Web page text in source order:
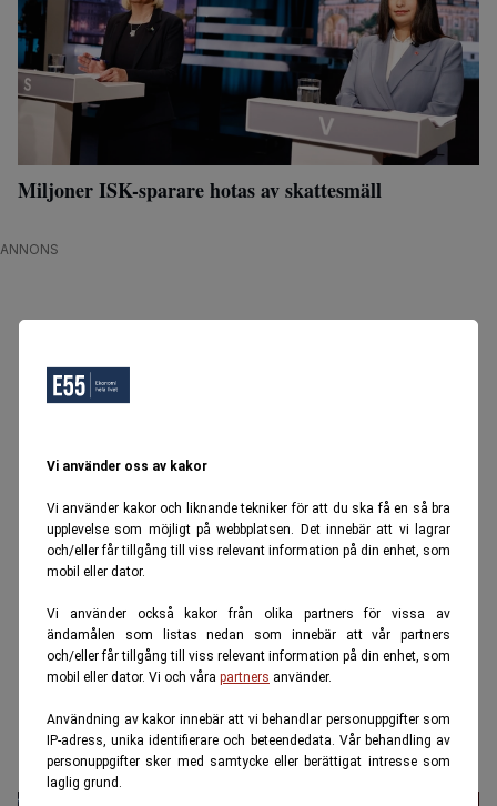
Vi använder oss av kakor
Vi använder kakor och liknande tekniker för att du ska få en så bra
upplevelse som möjligt på webbplatsen. Det innebär att vi lagrar
och/eller får tillgång till viss relevant information på din enhet, som
mobil eller dator.
Vi använder också kakor från olika partners för vissa av
ändamålen som listas nedan som innebär att vår partners
och/eller får tillgång till viss relevant information på din enhet, som
mobil eller dator. Vi och våra partners använder.
Användning av kakor innebär att vi behandlar personuppgifter som
IP-adress, unika identifierare och beteendedata. Vår behandling av
personuppgifter sker med samtycke eller berättigat intresse som
laglig grund.
Miljoner ISK-sparare hotas av skattesmäll
ANNONS